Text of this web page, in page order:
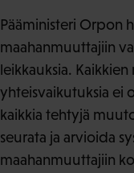
Pääministeri Orpon
maahanmuuttajiin
leikkauksia.
yhteisvaikutuksia ei
kaikkia tehtyjä
seurata ja arvioida
maahanmuuttajiin